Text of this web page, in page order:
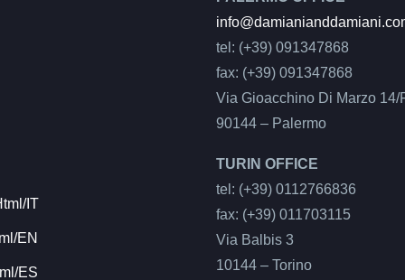
IT
EN
ES
tel: (+39) 091347868
fax: (+39) 091347868
Via Gioacchino Di Marzo 14/
90144 – Palermo
TURIN OFFICE
tel: (+39) 0112766836
fax: (+39) 011703115
Via Balbis 3
10144 – Torino